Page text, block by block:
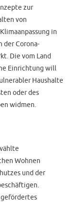
zur
von
in
der Corona-
Die vom Land
Einrichtung will
Haushalte
oder des
widmen.
Wohnen
und der
gefördertes